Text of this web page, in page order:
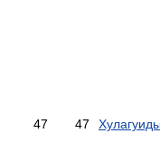
47 47 Хулагуиды